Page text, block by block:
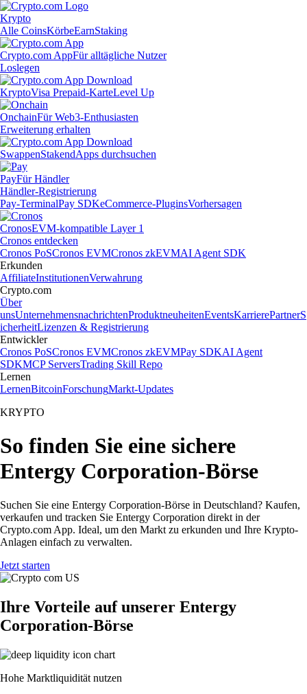
Krypto
Alle CoinsKörbeEarnStaking
Crypto.com AppFür alltägliche Nutzer
Loslegen
KryptoVisa Prepaid-KarteLevel Up
OnchainFür Web3-Enthusiasten
Erweiterung erhalten
SwappenStakendApps durchsuchen
PayFür Händler
Händler-Registrierung
Pay-TerminalPay SDKeCommerce-PluginsVorhersagen
CronosEVM-kompatible Layer 1
Cronos entdecken
Cronos PoSCronos EVMCronos zkEVMAI Agent SDK
Erkunden
AffiliateInstitutionenVerwahrung
Crypto.com
Über
unsUnternehmensnachrichtenProduktneuheitenEventsKarrierePartnerS
icherheitLizenzen & Registrierung
Entwickler
Cronos PoSCronos EVMCronos zkEVMPay SDKAI Agent
SDKMCP ServersTrading Skill Repo
Lernen
LernenBitcoinForschungMarkt-Updates
KRYPTO
So finden Sie eine sichere
Entergy Corporation-Börse
Suchen Sie eine Entergy Corporation-Börse in Deutschland? Kaufen,
verkaufen und tracken Sie Entergy Corporation direkt in der
Crypto.com App. Ideal, um den Markt zu erkunden und Ihre Krypto-
Anlagen einfach zu verwalten.
Jetzt starten
Ihre Vorteile auf unserer Entergy
Corporation-Börse
Hohe Marktliquidität nutzen